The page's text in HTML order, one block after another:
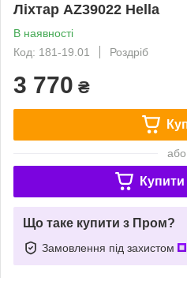
Ліхтар AZ39022 Hella
В наявності
Код: 181-19.01
Роздріб
3 770 ₴
або
Купити
Що таке купити з Пром?
Замовлення під захистом